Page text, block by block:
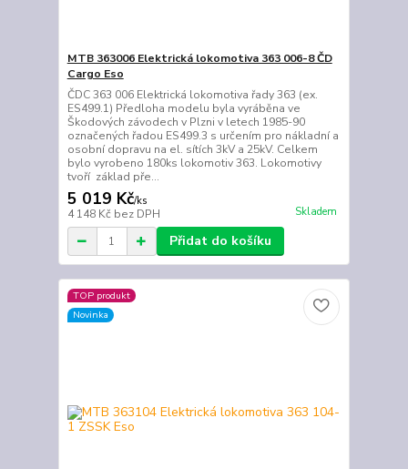
MTB 363006 Elektrická lokomotiva 363 006-8 ČD
Cargo Eso
ČDC 363 006 Elektrická lokomotiva řady 363 (ex.
ES499.1) Předloha modelu byla vyráběna ve
Škodových závodech v Plzni v letech 1985-90
označených řadou ES499.3 s určením pro nákladní a
osobní dopravu na el. sítích 3kV a 25kV. Celkem
bylo vyrobeno 180ks lokomotiv 363. Lokomotivy
tvoří základ pře...
5 019 Kč/ks
4 148 Kč bez DPH Skladem
Přidat do košíku
TOP produkt
Novinka